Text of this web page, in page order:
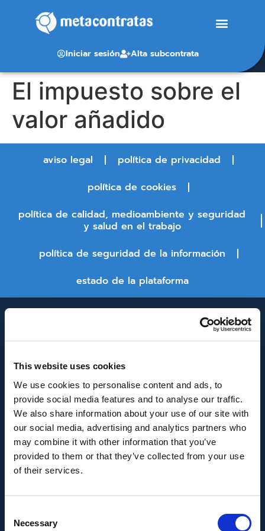
This website uses cookies
We use cookies to personalise content and ads, to
provide social media features and to analyse our traffic.
We also share information about your use of our site with
our social media, advertising and analytics partners who
may combine it with other information that you’ve
provided to them or that they’ve collected from your use
of their services.
Selection
Necessary
Iniciar sesión Alta subcontrata
El impuesto sobre el
valor añadido
aviso legal
política de privacidad
política de cookies
política de calidad, medioambiente y seguridad
y salud en el trabajo
política de seguridad de la información
estado de la plataforma
INNOVACIÓN Y DESARROLLO DE ANDALUCÍA
IDEA
Se ha recibido un incentivo de la Agencia de
Innovación y Desarrollo de Andalucía IDEA, de la
43.802,59€, cofinanciado en un 80% por la Unión